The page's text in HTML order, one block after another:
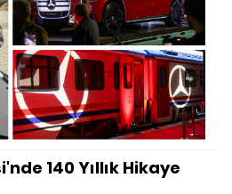
140 Yıllık Hikaye